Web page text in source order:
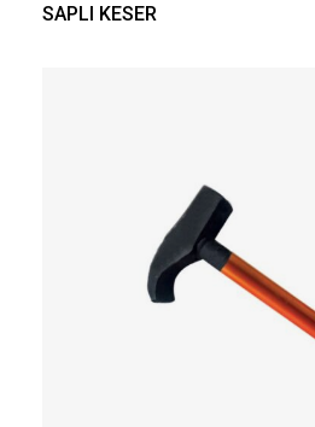
SAPLI KESER